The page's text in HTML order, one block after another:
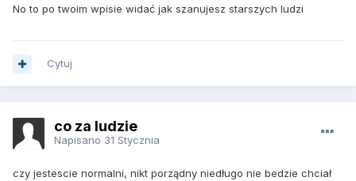
No to po twoim wpisie widać jak szanujesz starszych ludzi
Cytuj
co za ludzie
Napisano 31 Stycznia
czy jestescie normalni, nikt porządny niedługo nie bedzie chciał